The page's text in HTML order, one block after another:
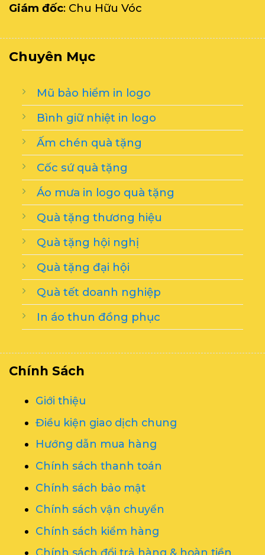
Giám đốc: Chu Hữu Vóc
Chuyên Mục
Mũ bảo hiểm in logo
Bình giữ nhiệt in logo
Ấm chén quà tặng
Cốc sứ quà tặng
Áo mưa in logo quà tặng
Quà tặng thương hiệu
Quà tặng hội nghị
Quà tặng đại hội
Quà tết doanh nghiệp
In áo thun đồng phục
Chính Sách
Giới thiệu
Điều kiện giao dịch chung
Hướng dẫn mua hàng
Chính sách thanh toán
Chính sách bảo mật
Chính sách vận chuyển
Chính sách kiểm hàng
Chính sách đổi trả hàng & hoàn tiền